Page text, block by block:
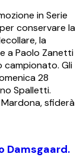
in Serie
conservare la
la
a Paolo Zanetti
Gli
28
Spalletti.
sfiderà
Damsgaard.